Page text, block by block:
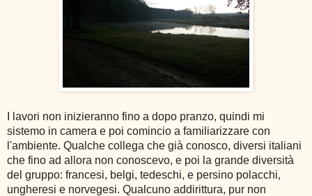
I lavori non inizieranno fino a dopo pranzo, quindi mi
sistemo in camera e poi comincio a familiarizzare con
l'ambiente. Qualche collega che già conosco, diversi italiani
che fino ad allora non conoscevo, e poi la grande diversità
del gruppo: francesi, belgi, tedeschi, e persino polacchi,
ungheresi e norvegesi. Qualcuno addirittura, pur non